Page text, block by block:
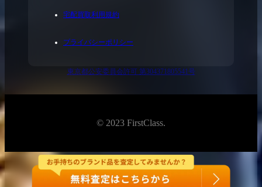
宅配買取利用規約
プライバシーポリシー
東京都公安委員会許可 第304371805541号
© 2023 FirstClass.